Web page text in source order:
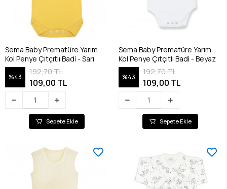
Sema Baby Prematüre Yarım
Kol Penye Çıtçıtlı Badi - Sarı
%43
192,70 TL
109,00 TL
Sepete Ekle
Sema Baby Prematüre Yarım
Kol Penye Çıtçıtlı Badi - Beyaz
%43
192,70 TL
109,00 TL
Sepete Ekle